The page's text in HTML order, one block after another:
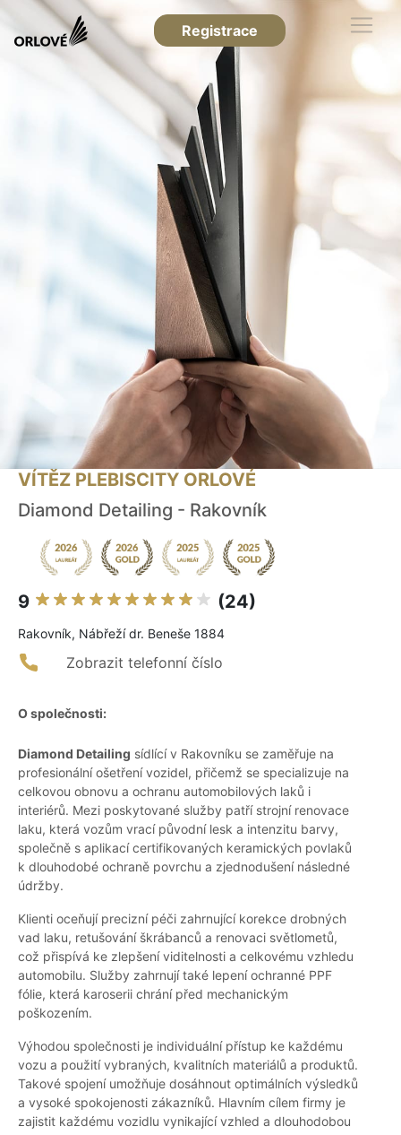
Registrace
VÍTĚZ PLEBISCITY ORLOVÉ
Diamond Detailing - Rakovník
9 (24)
Rakovník, Nábřeží dr. Beneše 1884
Zobrazit telefonní číslo
O společnosti:
Diamond Detailing sídlící v Rakovníku se zaměřuje na
profesionální ošetření vozidel, přičemž se specializuje na
celkovou obnovu a ochranu automobilových laků i
interiérů. Mezi poskytované služby patří strojní renovace
laku, která vozům vrací původní lesk a intenzitu barvy,
společně s aplikací certifikovaných keramických povlaků
k dlouhodobé ochraně povrchu a zjednodušení následné
údržby.
Klienti oceňují precizní péči zahrnující korekce drobných
vad laku, retušování škrábanců a renovaci světlometů,
což přispívá ke zlepšení viditelnosti a celkovému vzhledu
automobilu. Služby zahrnují také lepení ochranné PPF
fólie, která karoserii chrání před mechanickým
poškozením.
Výhodou společnosti je individuální přístup ke každému
vozu a použití vybraných, kvalitních materiálů a produktů.
Takové spojení umožňuje dosáhnout optimálních výsledků
a vysoké spokojenosti zákazníků. Hlavním cílem firmy je
zajistit každému vozidlu vynikající vzhled a dlouhodobou